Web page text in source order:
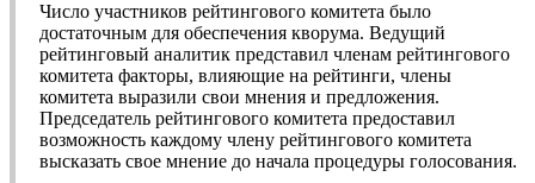
Число участников рейтингового комитета было
достаточным для обеспечения кворума. Ведущий
рейтинговый аналитик представил членам рейтингового
комитета факторы, влияющие на рейтинги, члены
комитета выразили свои мнения и предложения.
Председатель рейтингового комитета предоставил
возможность каждому члену рейтингового комитета
высказать свое мнение до начала процедуры голосования.